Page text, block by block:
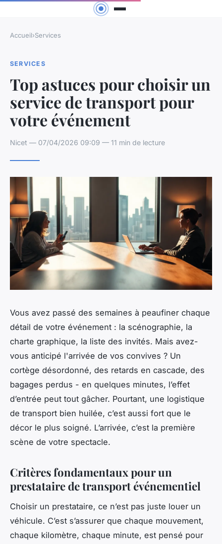
Accueil›Services
SERVICES
Top astuces pour choisir un
service de transport pour
votre événement
Nicet — 07/04/2026 09:09 — 11 min de lecture
Vous avez passé des semaines à peaufiner chaque
détail de votre événement : la scénographie, la
charte graphique, la liste des invités. Mais avez-
vous anticipé l'arrivée de vos convives ? Un
cortège désordonné, des retards en cascade, des
bagages perdus - en quelques minutes, l’effet
d’entrée peut tout gâcher. Pourtant, une logistique
de transport bien huilée, c’est aussi fort que le
décor le plus soigné. L’arrivée, c’est la première
scène de votre spectacle.
Critères fondamentaux pour un
prestataire de transport événementiel
Choisir un prestataire, ce n’est pas juste louer un
véhicule. C’est s’assurer que chaque mouvement,
chaque kilomètre, chaque minute, est pensé pour